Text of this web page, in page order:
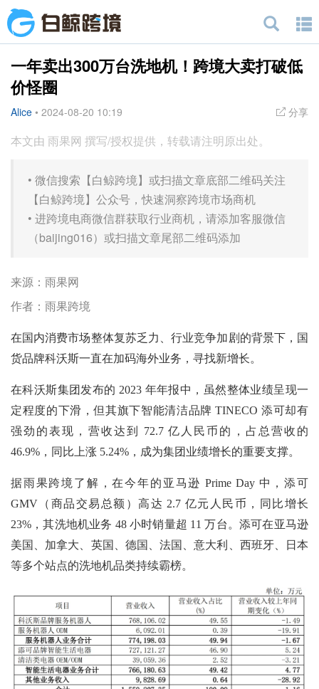
一年卖出300万台洗地机！跨境大卖打破低
价怪圈
Alice • 2024-08-20 10:19 分享
本文由 雨果网 撰写/授权提供，转载请注明原出处。
• 微信搜索【白鲸跨境】或扫描文章底部二维码关注
【白鲸跨境】公众号，快速洞察跨境市场商机
• 进跨境电商微信群获取行业商机，请添加客服微信
（baijing016）或扫描文章尾部二维码添加
来源：雨果网
作者：雨果跨境
在国内消费市场整体复苏乏力、行业竞争加剧的背景下，国
货品牌科沃斯一直在加码海外业务，寻找新增长。
在科沃斯集团发布的 2023 年年报中，虽然整体业绩呈现一
定程度的下滑，但其旗下智能清洁品牌 TINECO 添可却有
强劲的表现，营收达到 72.7 亿人民币的，占总营收的
46.9%，同比上涨 5.24%，成为集团业绩增长的重要支撑。
据雨果跨境了解，在今年的亚马逊 Prime Day 中，添可
GMV（商品交易总额）高达 2.7 亿元人民币，同比增长
23%，其洗地机业务 48 小时销量超 11 万台。添可在亚马逊
美国、加拿大、英国、德国、法国、意大利、西班牙、日本
等多个站点的洗地机品类持续霸榜。